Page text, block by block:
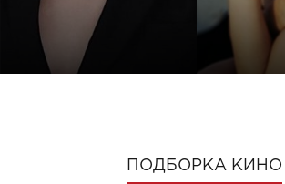
ПОДБОРКА КИНО